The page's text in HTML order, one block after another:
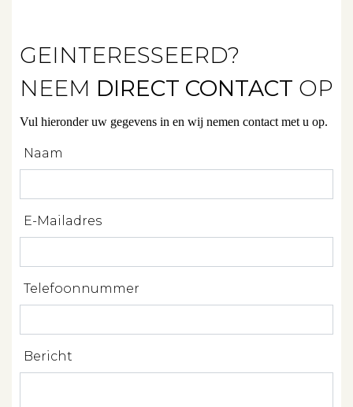
Diensten
Beleggen
Beheren
Projectbegeleiding
Zoeken
Aanbod
GEINTERESSEERD?
NEEM DIRECT CONTACT OP
Vul hieronder uw gegevens in en wij nemen contact met u op.
Naam
E-Mailadres
Telefoonnummer
Bericht